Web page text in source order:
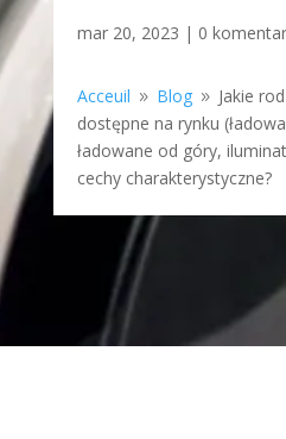
mar 20, 2023 | 0
Acceuil 9 Blog 9 Jakie
dostępne na rynku
ładowane od góry,
cechy charakterystyczne?